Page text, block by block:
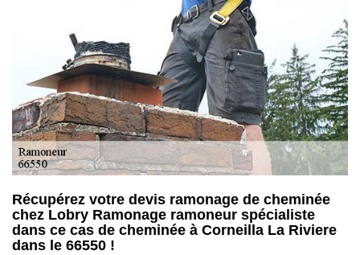
Récupérez votre devis ramonage de cheminée
chez Lobry Ramonage ramoneur spécialiste
dans ce cas de cheminée à Corneilla La Riviere
dans le 66550 !